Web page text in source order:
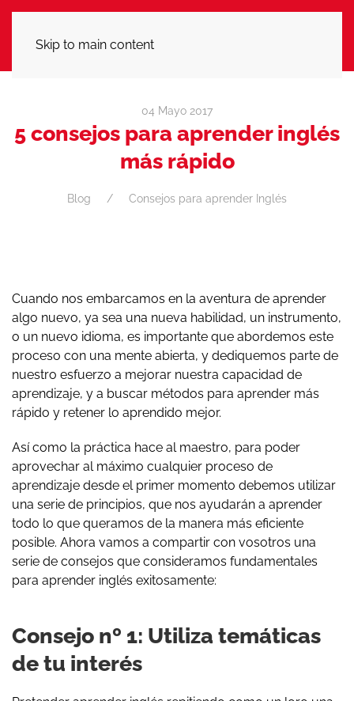
Skip to main content
04 Mayo 2017
5 consejos para aprender inglés
más rápido
Blog Consejos para aprender Inglés
Cuando nos embarcamos en la aventura de aprender
algo nuevo, ya sea una nueva habilidad, un instrumento,
o un nuevo idioma, es importante que abordemos este
proceso con una mente abierta, y dediquemos parte de
nuestro esfuerzo a mejorar nuestra capacidad de
aprendizaje, y a buscar métodos para aprender más
rápido y retener lo aprendido mejor.
Así como la práctica hace al maestro, para poder
aprovechar al máximo cualquier proceso de
aprendizaje desde el primer momento debemos utilizar
una serie de principios, que nos ayudarán a aprender
todo lo que queramos de la manera más eficiente
posible. Ahora vamos a compartir con vosotros una
serie de consejos que consideramos fundamentales
para aprender inglés exitosamente:
Consejo nº 1: Utiliza temáticas
de tu interés